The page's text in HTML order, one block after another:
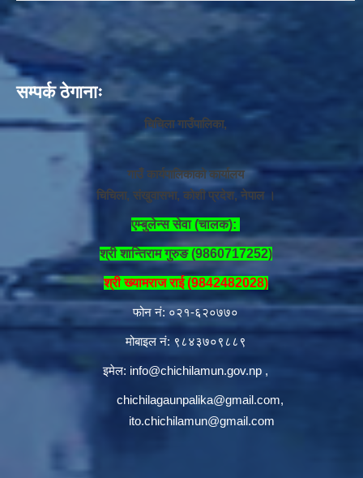
सम्पर्क ठेगानाः
चिचिला गाउँपालिका,
गाउँ कार्यपालिकाको कार्यालय
चिचिला, संखुवासभा, कोशी प्रदेश, नेपाल ।
एम्बुलेन्स सेवा (चालक):
श्री शान्तिराम गुरुङ (9860717252)
श्री ख्यामराज राई (9842482028)
फोन नं: ०२१-६२०७७०
मोबाइल नं: ९८४३७०९८८९
इमेल: info@chichilamun.gov.np ,
chichilagaunpalika@gmail.com,
ito.chichilamun@gmail.com